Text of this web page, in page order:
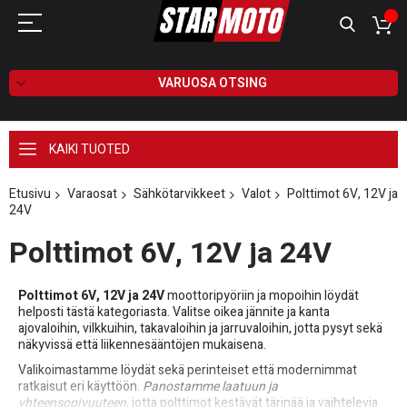
VARUOSA OTSING
KAIKI TUOTED
Etusivu Varaosat Sähkötarvikkeet Valot
Polttimot 6V, 12V ja
24V
Polttimot 6V, 12V ja 24V
Polttimot 6V, 12V ja 24Vmoottoripyöriin ja mopoihin löydät
helposti tästä kategoriasta. Valitse oikea jännite ja kanta
ajovaloihin, vilkkuihin, takavaloihin ja jarruvaloihin, jotta pysyt sekä
näkyvissä että liikennesääntöjen mukaisena.
Valikoimastamme löydät sekä perinteiset että modernimmat
ratkaisut eri käyttöön. Panostamme laatuun ja
yhteensopivuuteen, jotta polttimot kestävät tärinää ja vaihtelevia